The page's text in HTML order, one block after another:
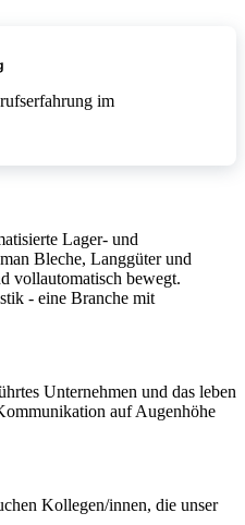
im
Lager- und
Bleche, Langgüter und
vollautomatisch bewegt.
- eine Branche mit
Unternehmen und das leben
auf Augenhöhe
Kollegen/innen, die unser